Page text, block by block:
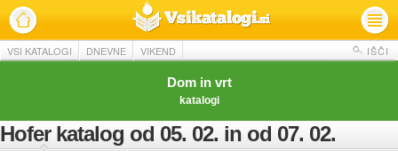
VSI KATALOGI DNEVNE VIKEND IŠČI
Dom in vrt
katalogi
Hofer katalog od 05. 02. in od 07. 02.